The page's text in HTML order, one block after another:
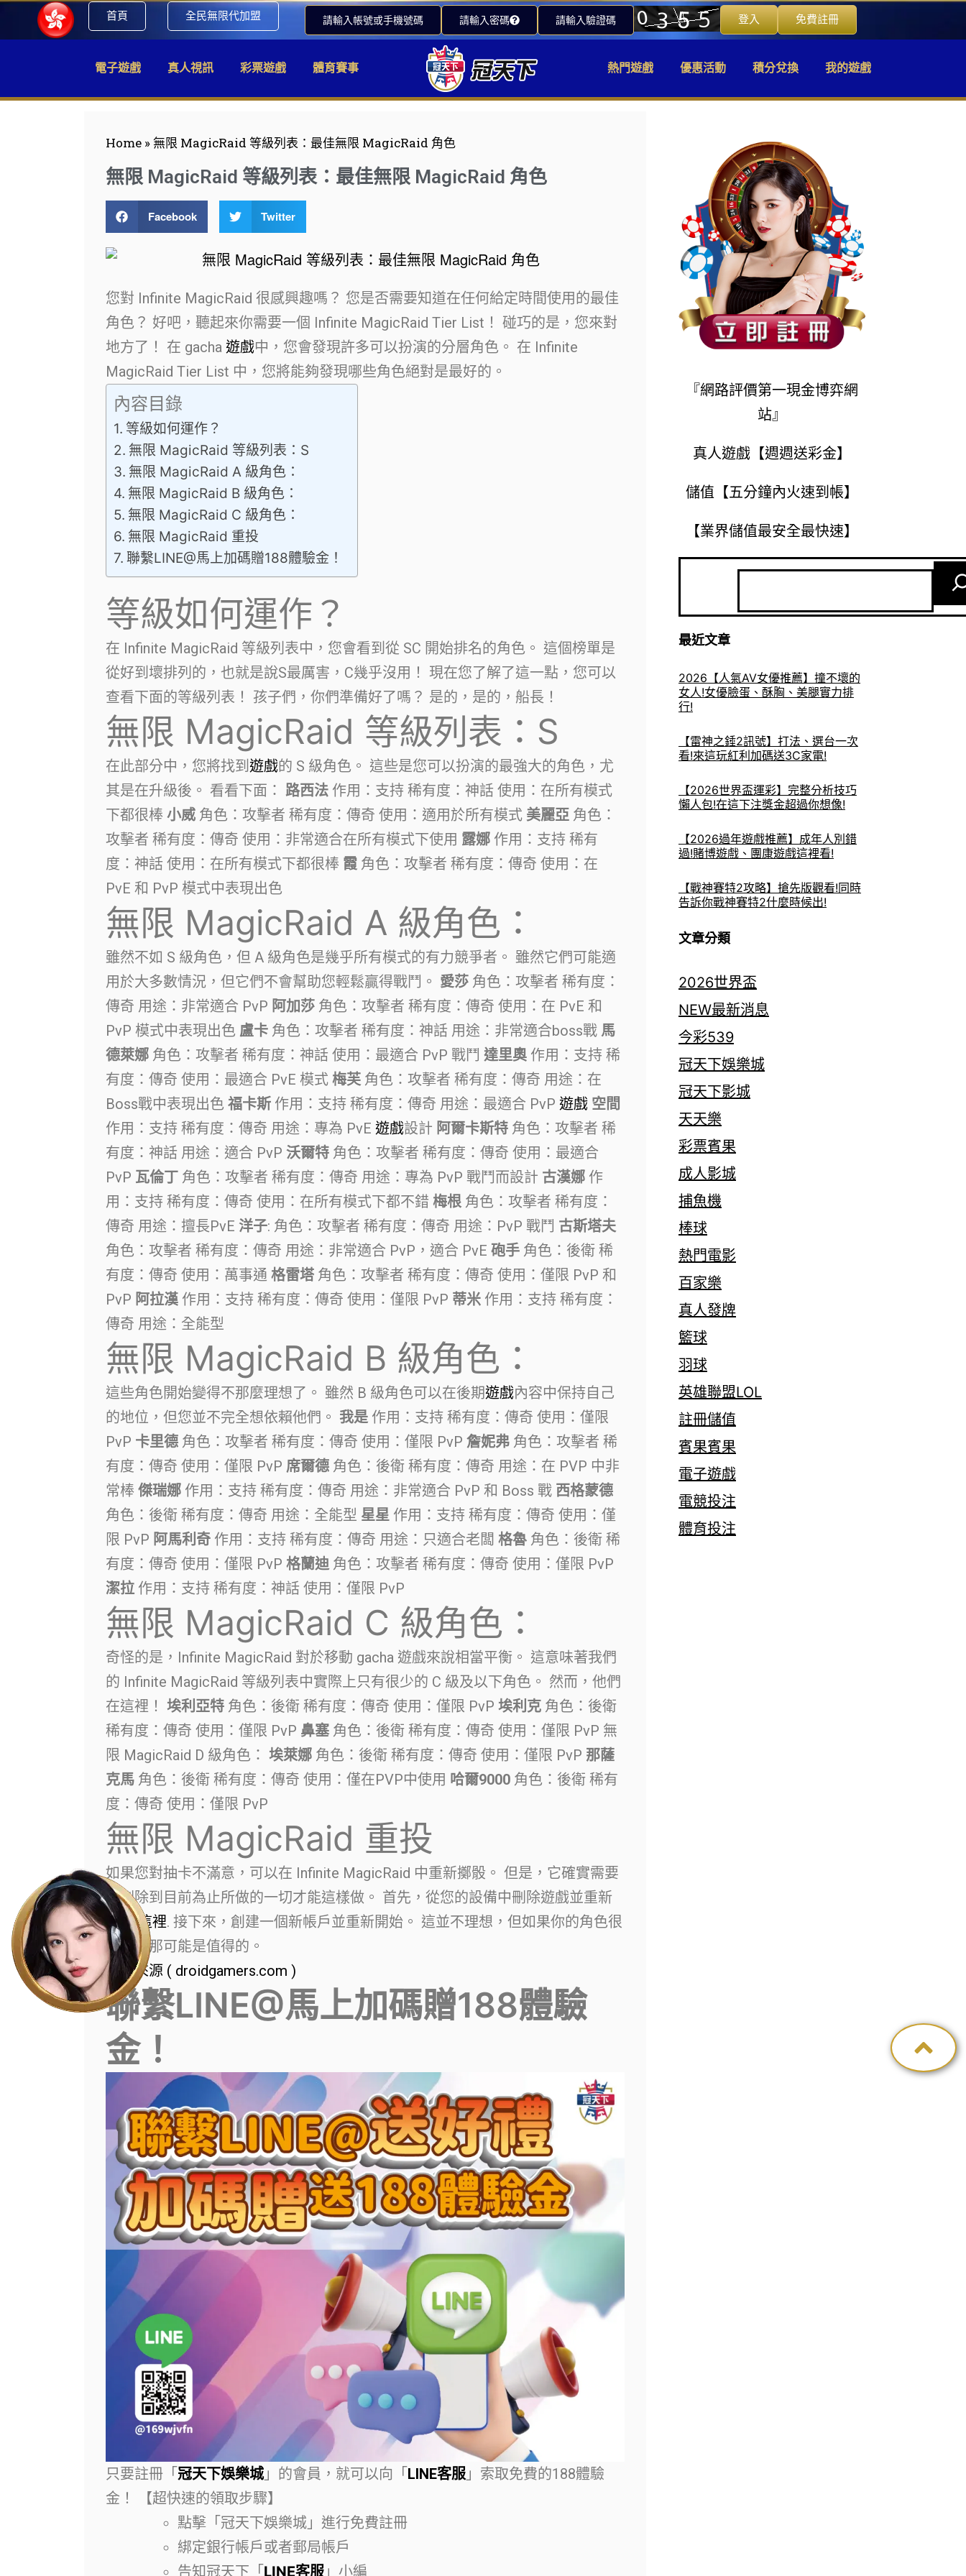
首頁 全民無限代加盟 請輸入帳號或手機號碼 請輸入密碼 請輸入驗證碼 登入 免費註冊
電子遊戲 真人視訊 彩票遊戲 體育賽事 熱門遊戲 優惠活動 積分兌換 我的遊戲
Home »無限 MagicRaid 等級列表：最佳無限 MagicRaid 角色
無限 MagicRaid 等級列表：最佳無限 MagicRaid 角色
Facebook Twitter
您對 Infinite MagicRaid 很感興趣嗎？ 您是否需要知道在任何給定時間使用的最佳
角色？ 好吧，聽起來你需要一個 Infinite MagicRaid Tier List！ 碰巧的是，您來對
地方了！ 在 gacha 遊戲中，您會發現許多可以扮演的分層角色。 在 Infinite
MagicRaid Tier List 中，您將能夠發現哪些角色絕對是最好的。
內容目錄
等級如何運作？
無限 MagicRaid 等級列表：S
無限 MagicRaid A 級角色：
無限 MagicRaid B 級角色：
無限 MagicRaid C 級角色：
無限 MagicRaid 重投
聯繫LINE@馬上加碼贈188體驗金！
等級如何運作？
在 Infinite MagicRaid 等級列表中，您會看到從 SC 開始排名的角色。 這個榜單是
從好到壞排列的，也就是說S最厲害，C幾乎沒用！ 現在您了解了這一點，您可以
查看下面的等級列表！ 孩子們，你們準備好了嗎？ 是的，是的，船長！
無限 MagicRaid 等級列表：S
在此部分中，您將找到遊戲的 S 級角色。 這些是您可以扮演的最強大的角色，尤
其是在升級後。 看看下面： 路西法 作用：支持 稀有度：神話 使用：在所有模式
下都很棒 小威 角色：攻擊者 稀有度：傳奇 使用：適用於所有模式 美麗亞 角色：
攻擊者 稀有度：傳奇 使用：非常適合在所有模式下使用 露娜 作用：支持 稀有
度：神話 使用：在所有模式下都很棒 霞 角色：攻擊者 稀有度：傳奇 使用：在
PvE 和 PvP 模式中表現出色
無限 MagicRaid A 級角色：
雖然不如 S 級角色，但 A 級角色是幾乎所有模式的有力競爭者。 雖然它們可能適
用於大多數情況，但它們不會幫助您輕鬆贏得戰鬥。 愛莎 角色：攻擊者 稀有度：
傳奇 用途：非常適合 PvP 阿加莎 角色：攻擊者 稀有度：傳奇 使用：在 PvE 和
PvP 模式中表現出色 盧卡 角色：攻擊者 稀有度：神話 用途：非常適合boss戰 馬
德萊娜 角色：攻擊者 稀有度：神話 使用：最適合 PvP 戰鬥 達里奧 作用：支持 稀
有度：傳奇 使用：最適合 PvE 模式 梅芙角色：攻擊者 稀有度：傳奇 用途：在
Boss戰中表現出色 福卡斯 作用：支持 稀有度：傳奇 用途：最適合 PvP 遊戲 空間
作用：支持 稀有度：傳奇 用途：專為 PvE 遊戲設計 阿爾卡斯特 角色：攻擊者 稀
有度：神話 用途：適合 PvP 沃爾特 角色：攻擊者 稀有度：傳奇 使用：最適合
PvP 瓦倫丁 角色：攻擊者 稀有度：傳奇 用途：專為 PvP 戰鬥而設計 古漢娜 作
用：支持 稀有度：傳奇 使用：在所有模式下都不錯 梅根 角色：攻擊者 稀有度：
傳奇 用途：擅長PvE 洋子: 角色：攻擊者 稀有度：傳奇 用途：PvP 戰鬥 古斯塔夫
角色：攻擊者 稀有度：傳奇 用途：非常適合 PvP，適合 PvE 砲手 角色：後衛 稀
有度：傳奇 使用：萬事通 格雷塔 角色：攻擊者 稀有度：傳奇 使用：僅限 PvP 和
PvP 阿拉漢 作用：支持 稀有度：傳奇 使用：僅限 PvP 蒂米 作用：支持 稀有度：
傳奇 用途：全能型
無限 MagicRaid B 級角色：
這些角色開始變得不那麼理想了。 雖然 B 級角色可以在後期遊戲內容中保持自己
的地位，但您並不完全想依賴他們。 我是 作用：支持 稀有度：傳奇 使用：僅限
PvP 卡里德 角色：攻擊者 稀有度：傳奇 使用：僅限 PvP 詹妮弗 角色：攻擊者 稀
有度：傳奇 使用：僅限 PvP 席爾德 角色：後衛 稀有度：傳奇 用途：在 PVP 中非
常棒 傑瑞娜 作用：支持 稀有度：傳奇 用途：非常適合 PvP 和 Boss 戰 西格蒙德
角色：後衛 稀有度：傳奇 用途：全能型 星星 作用：支持 稀有度：傳奇 使用：僅
限 PvP 阿馬利奇 作用：支持 稀有度：傳奇 用途：只適合老闆 格魯 角色：後衛 稀
有度：傳奇 使用：僅限 PvP 格蘭迪 角色：攻擊者 稀有度：傳奇 使用：僅限 PvP
潔拉 作用：支持 稀有度：神話 使用：僅限 PvP
無限 MagicRaid C 級角色：
奇怪的是，Infinite MagicRaid 對於移動 gacha 遊戲來說相當平衡。 這意味著我們
的 Infinite MagicRaid 等級列表中實際上只有很少的 C 級及以下角色。 然而，他們
在這裡！ 埃利亞特 角色：後衛 稀有度：傳奇 使用：僅限 PvP 埃利克 角色：後衛
稀有度：傳奇 使用：僅限 PvP 鼻塞 角色：後衛 稀有度：傳奇 使用：僅限 PvP 無
限 MagicRaid D 級角色： 埃萊娜 角色：後衛 稀有度：傳奇 使用：僅限 PvP 那薩
克馬 角色：後衛 稀有度：傳奇 使用：僅在PVP中使用 哈爾9000 角色：後衛 稀有
度：傳奇 使用：僅限 PvP
無限 MagicRaid 重投
如果您對抽卡不滿意，可以在 Infinite MagicRaid 中重新擲骰。 但是，它確實需要
您刪除到目前為止所做的一切才能這樣做。 首先，從您的設備中刪除遊戲並重新
下載這裡. 接下來，創建一個新帳戶並重新開始。 這並不理想，但如果你的角色很
糟糕，那可能是值得的。
資料來源 ( droidgamers.com )
聯繫LINE@馬上加碼贈188體驗
金！
只要註冊「 冠天下娛樂城」的會員，就可以向「 LINE客服 」索取免費的188體驗
金！
【超快速的領取步驟】
點擊「冠天下娛樂城」進行免費註冊
綁定銀行帳戶或者郵局帳戶
告知冠天下「 LINE客服 」小編
『網路評價第一現金博弈網
站』
真人遊戲【週週送彩金】
儲值【五分鐘內火速到帳】
【業界儲值最安全最快速】
最近文章
2026【人氣AV女優推薦】撞不壞的
女人!女優臉蛋、酥胸、美腿實力排
行!
【雷神之錘2訊號】打法、選台一次
看!來這玩紅利加碼送3C家電!
【2026世界盃運彩】完整分析技巧
懶人包!在這下注獎金超過你想像!
【2026過年遊戲推薦】成年人別錯
過!賭博遊戲、團康遊戲這裡看!
【戰神賽特2攻略】搶先版觀看!同時
告訴你戰神賽特2什麼時候出!
文章分類
2026世界盃
NEW最新消息
今彩539
冠天下娛樂城
冠天下影城
天天樂
彩票賓果
成人影城
捕魚機
棒球
熱門電影
百家樂
真人發牌
籃球
羽球
英雄聯盟LOL
註冊儲值
賓果賓果
電子遊戲
電競投注
體育投注